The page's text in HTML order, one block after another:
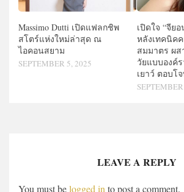
Massimo Dutti เปิดแฟลกชิพ
สโตร์แห่งใหม่ล่าสุด ณ
ไอคอนสยาม
SEPTEMBER 5, 2025
เปิดใจ “จียอ
หลังเทคนิค
สมมาตร ผ
วัยแบบองค์
เยาว์ ตอบโ
LEAVE A REPLY
You must belogged into post a comment.